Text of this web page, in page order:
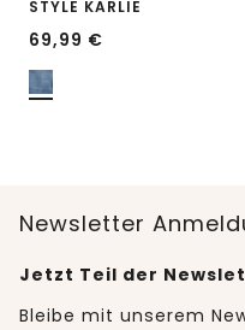
STYLE KARLIE
69,99 €
Newsletter
Jetzt Teil der
Bleibe mit unserem